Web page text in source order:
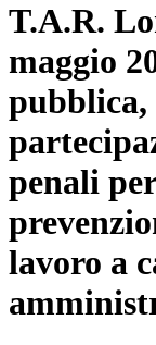
T.A.R.
maggio
penali
lavoro a